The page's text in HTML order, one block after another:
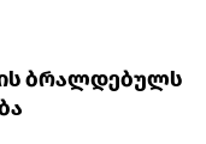
ბრალდებულს